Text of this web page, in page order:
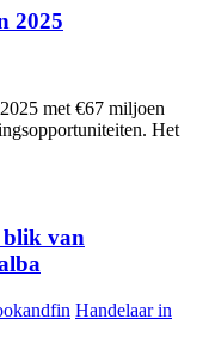
2025
met €67 miljoen
Het
blik van
Handelaar in